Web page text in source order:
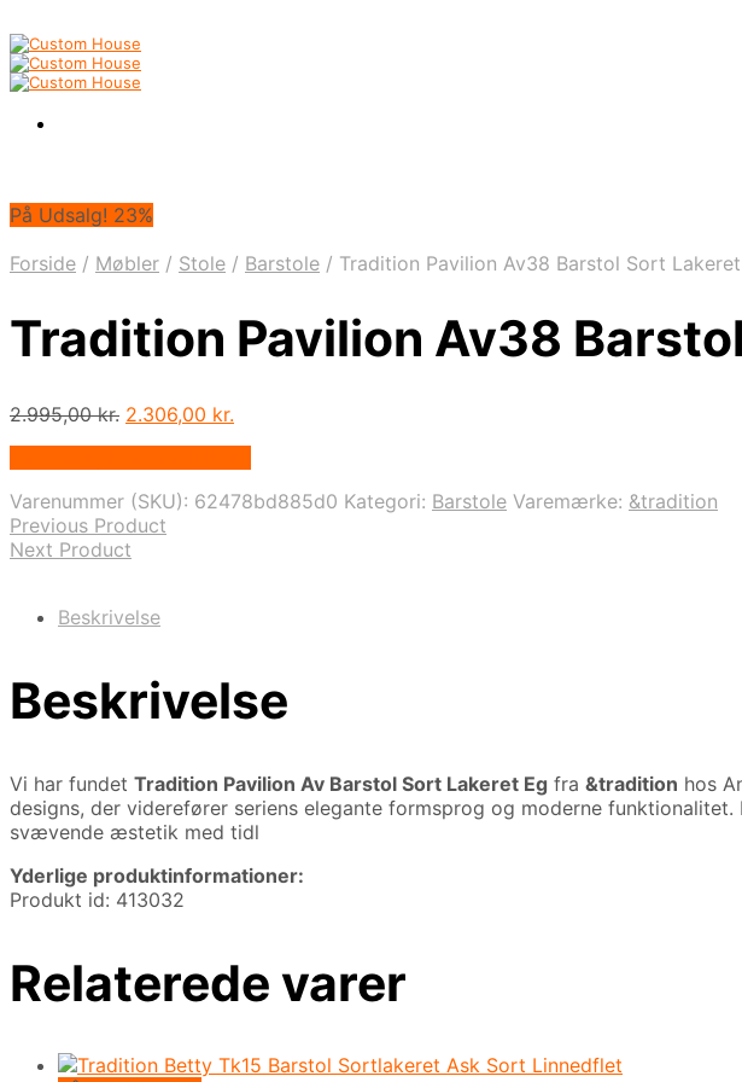
På Udsalg! 23%
Forside / Møbler / Stole / Barstole / Tradition Pavilion Av38 Barstol Sort
Tradition Pavilion Av38
2.995,00kr. Den
2.995,00 kr..
2.306,00 kr.
2.306,00 kr..
Varenummer (SKU): 62478bd885d0 Kategori: Barstole Varemærke: &tradition
Previous Product
Next Product
Beskrivelse
Beskrivelse
Vi har fundet Tradition Pavilion Av Barstol Sort Lakeret Eg fra &tradition hos
designs, der viderefører seriens elegante formsprog og moderne
svævende æstetik med tidl
Yderlige produktinformationer:
Produkt id: 413032
Relaterede varer